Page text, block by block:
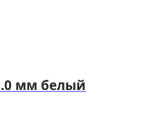
мм белый